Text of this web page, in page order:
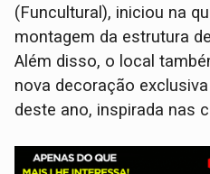
(Funcultural), iniciou na
montagem da estrutura
Além disso, o local
nova decoração
deste ano, inspirada nas